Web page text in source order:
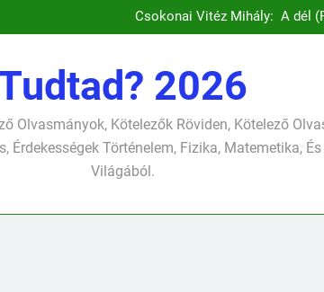
Csokonai Vitéz Mihály: A dél
Csokonai Vitéz
Csokonai Vitéz Mihály: A dél
Csokonai Vitéz
Csokonai
József
2026
Olvasmányok, Kötelezők Röviden, Kötelező
Érdekességek Történelem, Fizika, Matemetika,
Világából.